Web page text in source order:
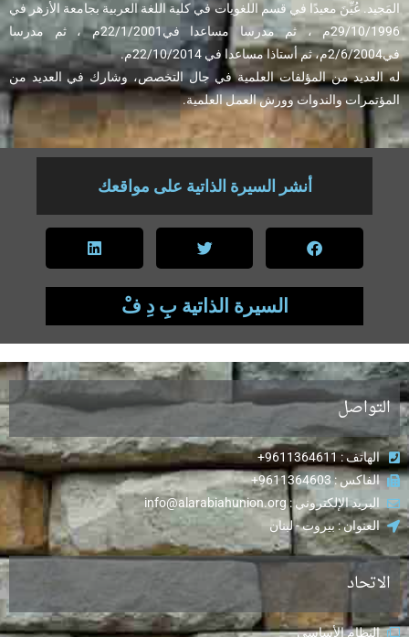
المَجيد. عُيِّنَ معيدًا في قسم اللغويات في كلية اللغة العربية بجامعة الأزهر في
29/10/1996م ، ثم مدرسا مساعدا في22/1/2001م ، ثم مدرسا
في2/6/2004م، ثم أستاذا مساعدا في 22/10/2014م.
له العديد من المؤلفات العلمية في جال التخصص، وشارك في العديد من
المؤتمرات والندوات وورش العمل العلمية.
أنشر السيرة الذاتية على مواقعك
السيرة الذاتية بِ دِ فْ
التواصل
الهاتف : 9611364611+
الفاكس : 9611364603+
البريد الإلكتروني : info@alarabiahunion.org
العنوان : بيروت - لبنان
الاتحاد
النظام الأساسي